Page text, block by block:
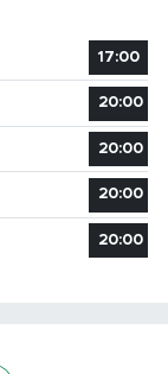
17:00
20:00
20:00
20:00
20:00